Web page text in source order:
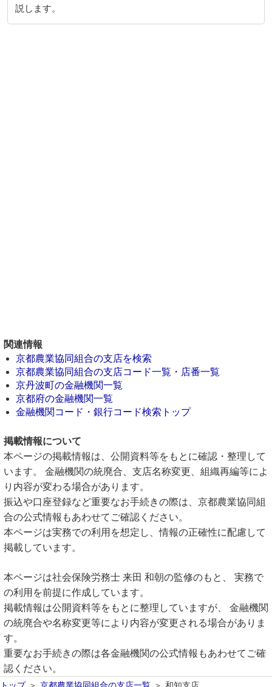
説します。
関連情報
京都農業協同組合の支店を検索
京都農業協同組合の支店コード一覧・店番一覧
京丹波町の金融機関一覧
京都府の金融機関一覧
金融機関コード・銀行コード検索トップ
掲載情報について
本ページの掲載情報は、公開資料等をもとに確認・整理して
います。 金融機関の統廃合、支店名称変更、組織再編等によ
り内容が変わる場合があります。
振込や口座登録など重要なお手続きの際は、京都農業協同組
合の公式情報もあわせてご確認ください。
本ページは実務での利用を想定し、情報の正確性に配慮して
掲載しています。
本ページは社会保険労務士 来田 和朝の監修のもと、 実務で
の利用を前提に作成しています。
掲載情報は公開資料等をもとに整理していますが、 金融機関
の統廃合や名称変更等により内容が変更される場合がありま
す。
重要なお手続きの際は各金融機関の公式情報もあわせてご確
認ください。